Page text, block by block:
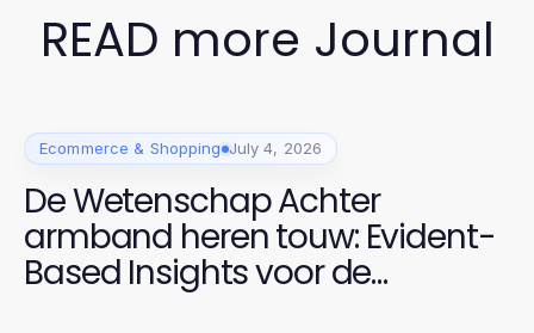
READ more Journal
Ecommerce & Shopping July 4, 2026
De Wetenschap Achter
armband heren touw: Evident-
Based Insights voor de
Moderne Man